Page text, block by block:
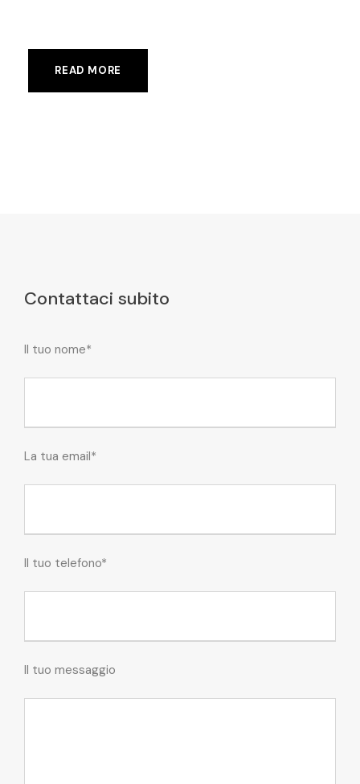
READ MORE
Contattaci subito
Il tuo nome*
La tua email*
Il tuo telefono*
Il tuo messaggio